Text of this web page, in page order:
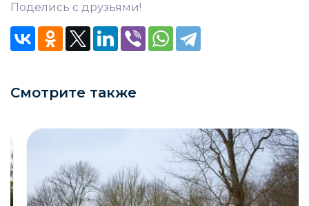
Поделись с друзьями!
Смотрите также